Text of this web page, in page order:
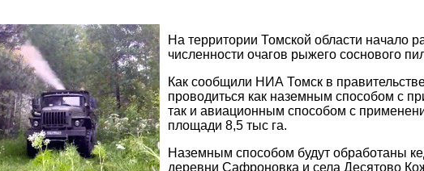
На территории Томской области начало
численности очагов рыжего соснового
Как сообщили НИА Томск в
проводиться как наземным способом с
так и авиационным способом с
площади 8,5 тыс га.
Наземным способом будут обработаны
деревни Сафроновка и села Десятово